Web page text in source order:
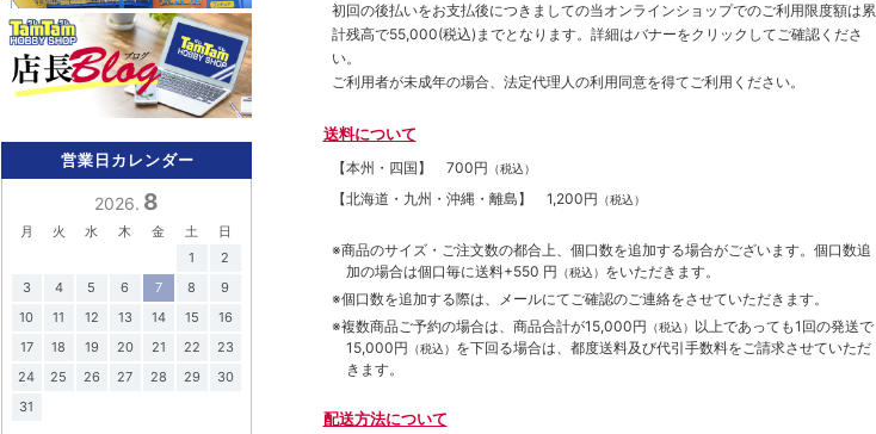
初回の後払いをお支払後につきましての当オンラインショップでのご利用限度額は累
計残高で55,000(税込)までとなります。詳細はバナーをクリックしてご確認くださ
い。
ご利用者が未成年の場合、法定代理人の利用同意を得てご利用ください。
送料について
【本州・四国】 700円 （税込）
【北海道・九州・沖縄・離島】 1,200円 （税込）
※商品のサイズ・ご注文数の都合上、個口数を追加する場合がございます。個口数追
加の場合は個口毎に送料+550 円 （税込） をいただきます。
※個口数を追加する際は、メールにてご確認のご連絡をさせていただきます。
※複数商品ご予約の場合は、商品合計が15,000円 （税込） 以上であっても1回の発送で
15,000円 （税込） を下回る場合は、都度送料及び代引手数料をご請求させていただ
きます。
配送方法について
営業日カレンダー
2026. 8
月 火 水 木 金 土
日
1
2
3
4 5 6 7 8
9
10
11 12 13 14 15
16
17
18 19 20 21 22
23
24
25 26 27 28 29
30
31